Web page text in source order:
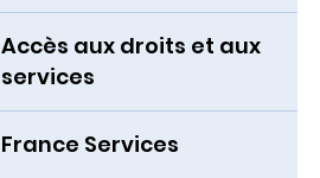
Accès aux droits et aux
services
France Services